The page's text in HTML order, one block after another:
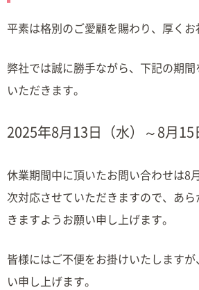
平素は格別のご愛顧を賜わり、厚くお
弊社では誠に勝手ながら、下記の期
いただきます。
2025年8月13日（水）～8月15
休業期間中に頂いたお問い合わせは8
次対応させていただきますので、あ
きますようお願い申し上げます。
皆様にはご不便をお掛けいたします
い申し上げます。